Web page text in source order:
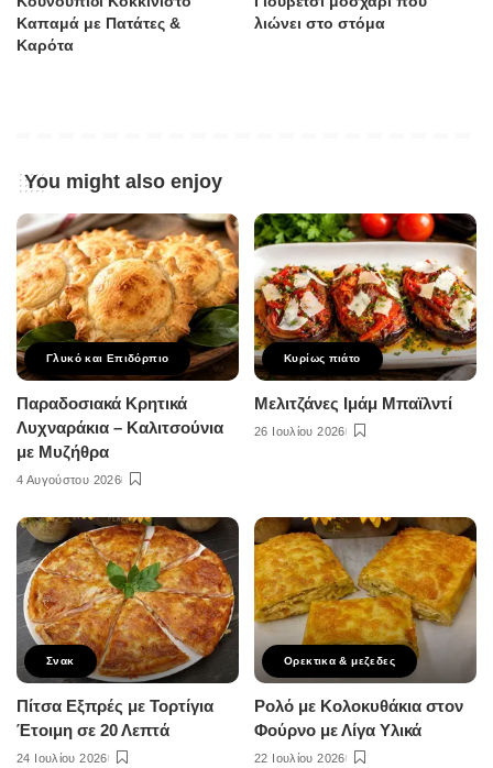
Καπαμά με Πατάτες &
Καρότα
λιώνει στο στόμα
You might also enjoy
Γλυκό και Επιδόρπιο
Παραδοσιακά Κρητικά
Λυχναράκια – Καλιτσούνια
με Μυζήθρα
4 Αυγούστου 2026
Κυρίως πιάτο
Μελιτζάνες Ιμάμ Μπαϊλντί
26 Ιουλίου 2026
Σνακ
Πίτσα Εξπρές με Τορτίγια
Έτοιμη σε 20 Λεπτά
24 Ιουλίου 2026
Ορεκτικα & μεζεδες
Ρολό με Κολοκυθάκια στον
Φούρνο με Λίγα Υλικά
22 Ιουλίου 2026